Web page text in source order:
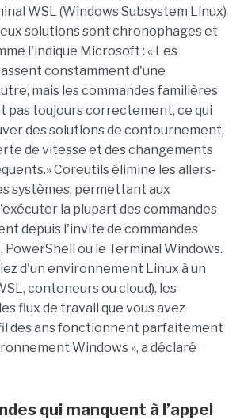
WSL (Windows Subsystem Linux)
solutions sont chronophages et
l'indique Microsoft : « Les
constamment d'une
mais les commandes familières
pas toujours correctement, ce qui
des solutions de contournement,
de vitesse et des changements
Coreutils élimine les allers-
systèmes, permettant aux
la plupart des commandes
depuis l'invite de commandes
PowerShell ou le Terminal Windows.
d'un environnement Linux à un
conteneurs ou cloud), les
flux de travail que vous avez
des ans fonctionnent parfaitement
Windows », a déclaré
qui manquent à l’appel